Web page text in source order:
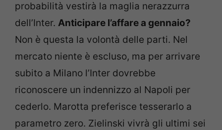
probabilità vestirà la maglia nerazzurra
dell’Inter. Anticipare l’affare a gennaio?
Non è questa la volontà delle parti. Nel
mercato niente è escluso, ma per arrivare
subito a Milano l’Inter dovrebbe
riconoscere un indennizzo al Napoli per
cederlo. Marotta preferisce tesserarlo a
parametro zero. Zielinski vivrà gli ultimi sei